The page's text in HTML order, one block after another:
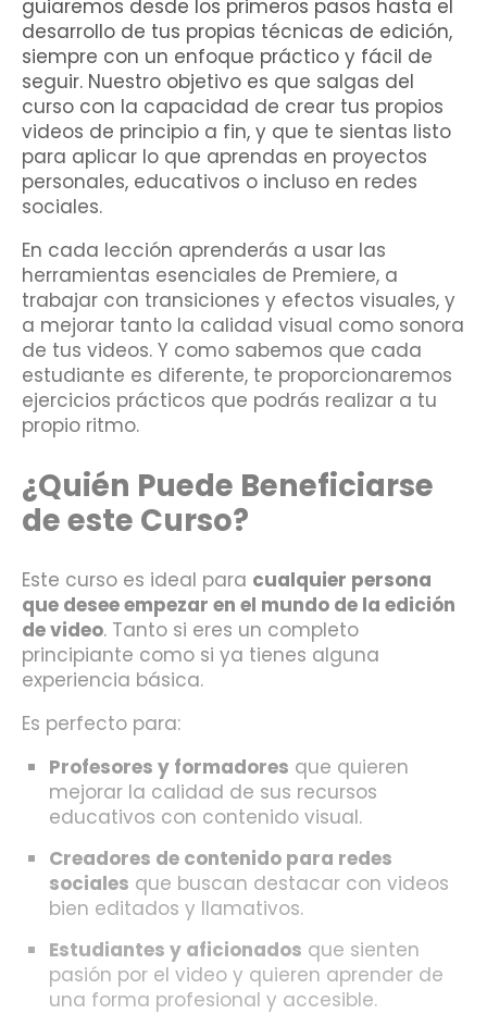
guiaremos desde los primeros pasos hasta el
desarrollo de tus propias técnicas de edición,
siempre con un enfoque práctico y fácil de
seguir. Nuestro objetivo es que salgas del
curso con la capacidad de crear tus propios
videos de principio a fin, y que te sientas listo
para aplicar lo que aprendas en proyectos
personales, educativos o incluso en redes
sociales.
En cada lección aprenderás a usar las
herramientas esenciales de Premiere, a
trabajar con transiciones y efectos visuales, y
a mejorar tanto la calidad visual como sonora
de tus videos. Y como sabemos que cada
estudiante es diferente, te proporcionaremos
ejercicios prácticos que podrás realizar a tu
propio ritmo.
¿Quién Puede Beneficiarse
de este Curso?
Este curso es ideal para cualquier persona
que desee empezar en el mundo de la edición
de video. Tanto si eres un completo
principiante como si ya tienes alguna
experiencia básica.
Es perfecto para:
Profesores y formadores que quieren
mejorar la calidad de sus recursos
educativos con contenido visual.
Creadores de contenido para redes
sociales que buscan destacar con videos
bien editados y llamativos.
Estudiantes y aficionados que sienten
pasión por el video y quieren aprender de
una forma profesional y accesible.